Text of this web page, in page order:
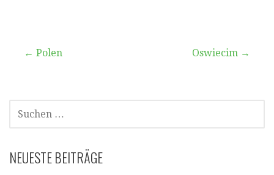
Beitragsnavigation
← Polen Oswiecim →
SUCHEN
NACH:
NEUESTE BEITRÄGE